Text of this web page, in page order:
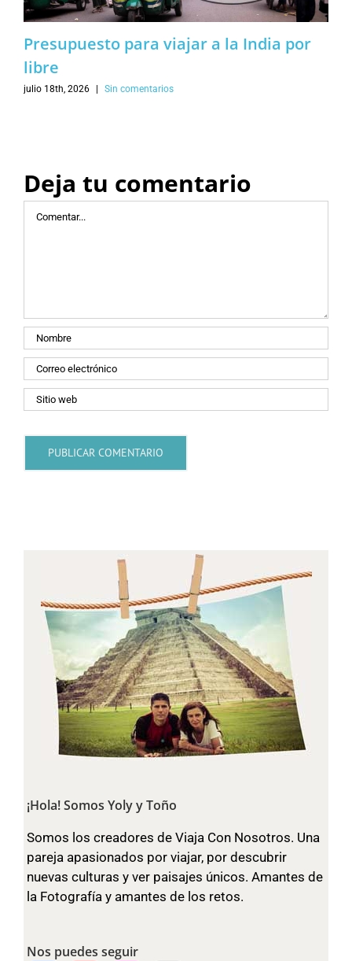
Presupuesto para viajar a la India por
libre
julio 18th, 2026 | Sin comentarios
Deja tu comentario
Comentar
¡Hola! Somos Yoly y Toño
Somos los creadores de Viaja Con Nosotros. Una
pareja apasionados por viajar, por descubrir
nuevas culturas y ver paisajes únicos. Amantes de
la Fotografía y amantes de los retos.
Nos puedes seguir